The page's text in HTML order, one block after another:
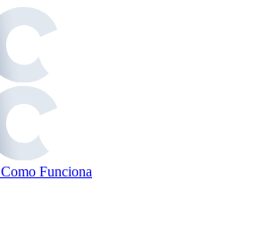
Como Funciona